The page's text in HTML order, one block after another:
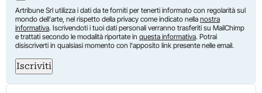
Artribune Srl utilizza i dati da te forniti per tenerti informato con regolarità sul
mondo dell'arte, nel rispetto della privacy come indicato nella nostra
informativa. Iscrivendoti i tuoi dati personali verranno trasferiti su MailChimp
e trattati secondo le modalità riportate in questa informativa. Potrai
disiscriverti in qualsiasi momento con l'apposito link presente nelle email.
Iscriviti